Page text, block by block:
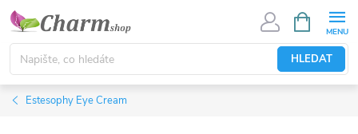
Přejít
obsah
HLEDAT
NÁKUPNÍ
KOŠÍK
Estesophy Eye Cream